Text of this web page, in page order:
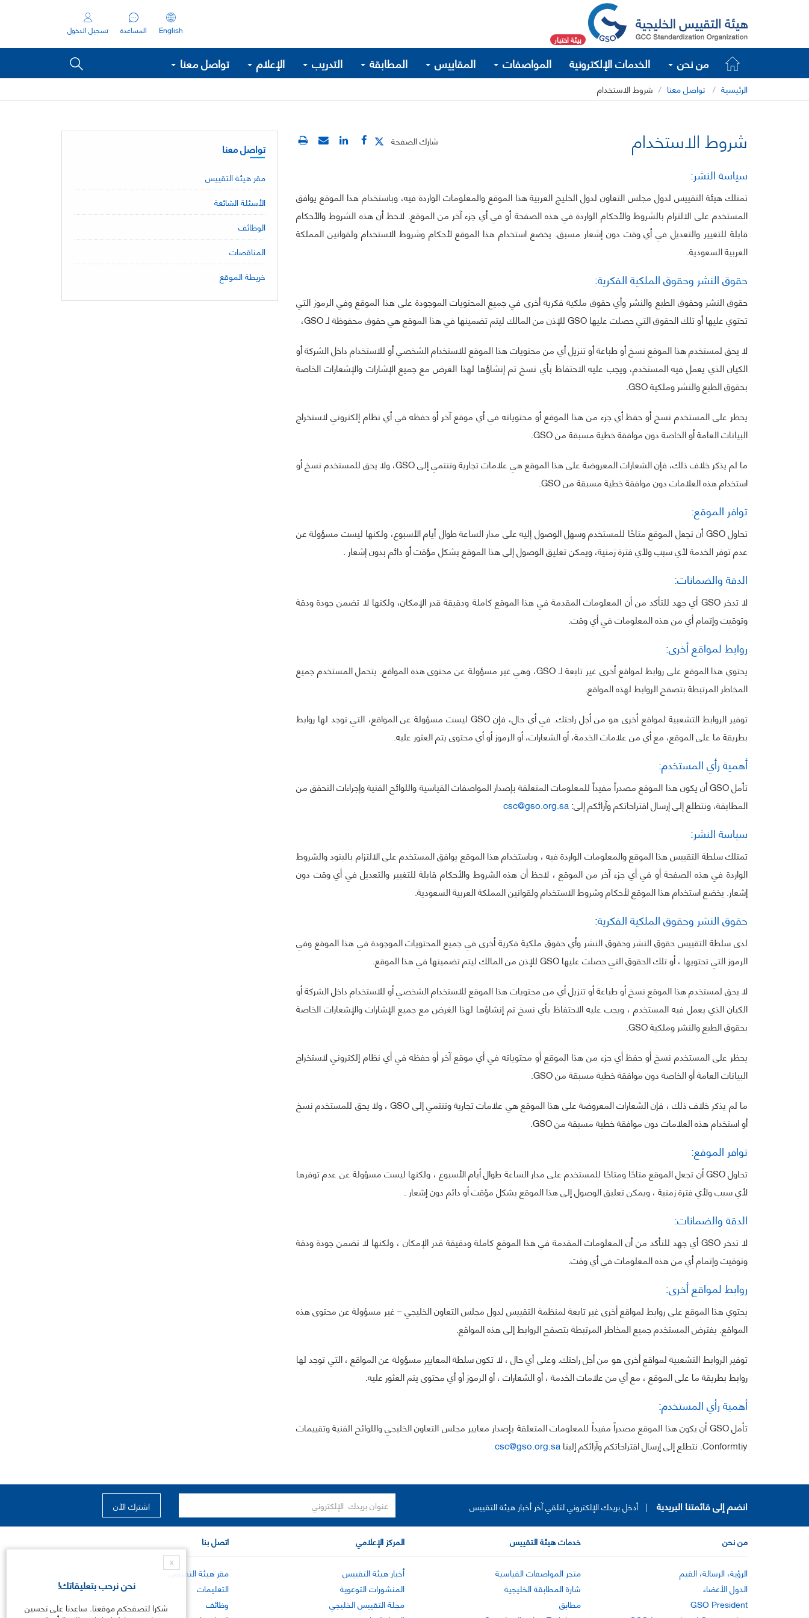
بيئة اختبار
English المساعدة تسجيل الدخول
من نحن الخدمات الإلكترونية المواصفات المقاييس المطابقة التدريب الإعلام تواصل معنا
الرئيسية تواصل معنا شروط الاستخدام
شارك الصفحة شروط الاستخدام
سياسة النشر:
تمتلك هيئة التقييس لدول مجلس التعاون لدول الخليج العربية هذا الموقع والمعلومات الواردة فيه، وباستخدام هذا الموقع يوافق
المستخدم على الالتزام بالشروط والأحكام الواردة في هذه الصفحة أو في أي جزء آخر من الموقع. لاحظ أن هذه الشروط والأحكام
قابلة للتغيير والتعديل في أي وقت دون إشعار مسبق. يخضع استخدام هذا الموقع لأحكام وشروط الاستخدام ولقوانين المملكة
العربية السعودية.
حقوق النشر وحقوق الملكية الفكرية:
حقوق النشر وحقوق الطبع والنشر وأي حقوق ملكية فكرية أخرى في جميع المحتويات الموجودة على هذا الموقع وفي الرموز التي
تحتوي عليها أو تلك الحقوق التي حصلت عليها GSO للإذن من المالك ليتم تضمينها في هذا الموقع هي حقوق محفوظة لـ GSO،
لا يحق لمستخدم هذا الموقع نسخ أو طباعة أو تنزيل أي من محتويات هذا الموقع للاستخدام الشخصي أو للاستخدام داخل الشركة أو
الكيان الذي يعمل فيه المستخدم، ويجب عليه الاحتفاظ بأي نسخ تم إنشاؤها لهذا الغرض مع جميع الإشارات والإشعارات الخاصة
بحقوق الطبع والنشر وملكية GSO.
يحظر على المستخدم نسخ أو حفظ أي جزء من هذا الموقع أو محتوياته في أي موقع آخر أو حفظه في أي نظام إلكتروني لاستخراج
البيانات العامة أو الخاصة دون موافقة خطية مسبقة من GSO.
ما لم يذكر خلاف ذلك، فإن الشعارات المعروضة على هذا الموقع هي علامات تجارية وتنتمي إلى GSO، ولا يحق للمستخدم نسخ أو
استخدام هذه العلامات دون موافقة خطية مسبقة من GSO.
توافر الموقع:
تحاول GSO أن تجعل الموقع متاحًا للمستخدم وسهل الوصول إليه على مدار الساعة طوال أيام الأسبوع، ولكنها ليست مسؤولة عن
عدم توفر الخدمة لأي سبب ولأي فترة زمنية، ويمكن تعليق الوصول إلى هذا الموقع بشكل مؤقت أو دائم بدون إشعار .
الدقة والضمانات:
لا تدخر GSO أي جهد للتأكد من أن المعلومات المقدمة في هذا الموقع كاملة ودقيقة قدر الإمكان، ولكنها لا تضمن جودة ودقة
وتوقيت وإتمام أي من هذه المعلومات في أي وقت.
روابط لمواقع أخرى:
يحتوي هذا الموقع على روابط لمواقع أخرى غير تابعة لـ GSO، وهي غير مسؤولة عن محتوى هذه المواقع. يتحمل المستخدم جميع
المخاطر المرتبطة بتصفح الروابط لهذه المواقع.
توفير الروابط التشعبية لمواقع أخرى هو من أجل راحتك. في أي حال، فإن GSO ليست مسؤولة عن المواقع، التي توجد لها روابط
بطريقة ما على الموقع، مع أي من علامات الخدمة، أو الشعارات، أو الرموز أو أي محتوى يتم العثور عليه.
أهمية رأي المستخدم:
تأمل GSO أن يكون هذا الموقع مصدراً مفيداً للمعلومات المتعلقة بإصدار المواصفات القياسية واللوائح الفنية وإجراءات التحقق من
المطابقة، ونتطلع إلى إرسال اقتراحاتكم وآرائكم إلى:csc@gso.org.sa
سياسة النشر:
تمتلك سلطة التقييس هذا الموقع والمعلومات الواردة فيه ، وباستخدام هذا الموقع يوافق المستخدم على الالتزام بالبنود والشروط
الواردة في هذه الصفحة أو في أي جزء آخر من الموقع ، لاحظ أن هذه الشروط والأحكام قابلة للتغيير والتعديل في أي وقت دون
إشعار. يخضع استخدام هذا الموقع لأحكام وشروط الاستخدام ولقوانين المملكة العربية السعودية.
حقوق النشر وحقوق الملكية الفكرية:
لدى سلطة التقييس حقوق النشر وحقوق النشر وأي حقوق ملكية فكرية أخرى في جميع المحتويات الموجودة في هذا الموقع وفي
الرموز التي تحتويها ، أو تلك الحقوق التي حصلت عليها GSO للإذن من المالك ليتم تضمينها في هذا الموقع.
لا يحق لمستخدم هذا الموقع نسخ أو طباعة أو تنزيل أي من محتويات هذا الموقع للاستخدام الشخصي أو للاستخدام داخل الشركة أو
الكيان الذي يعمل فيه المستخدم ، ويجب عليه الاحتفاظ بأي نسخ تم إنشاؤها لهذا الغرض مع جميع الإشارات والإشعارات الخاصة
بحقوق الطبع والنشر وملكية GSO.
يحظر على المستخدم نسخ أو حفظ أي جزء من هذا الموقع أو محتوياته في أي موقع آخر أو حفظه في أي نظام إلكتروني لاستخراج
البيانات العامة أو الخاصة دون موافقة خطية مسبقة من GSO.
ما لم يذكر خلاف ذلك ، فإن الشعارات المعروضة على هذا الموقع هي علامات تجارية وتنتمي إلى GSO ، ولا يحق للمستخدم نسخ
أو استخدام هذه العلامات دون موافقة خطية مسبقة من GSO.
توافر الموقع:
تحاول GSO أن تجعل الموقع متاحًا ومتاحًا للمستخدم على مدار الساعة طوال أيام الأسبوع ، ولكنها ليست مسؤولة عن عدم توفرها
لأي سبب ولأي فترة زمنية ، ويمكن تعليق الوصول إلى هذا الموقع بشكل مؤقت أو دائم دون إشعار .
الدقة والضمانات:
لا تدخر GSO أي جهد للتأكد من أن المعلومات المقدمة في هذا الموقع كاملة ودقيقة قدر الإمكان ، ولكنها لا تضمن جودة ودقة
وتوقيت وإتمام أي من هذه المعلومات في أي وقت.
روابط لمواقع أخرى:
يحتوي هذا الموقع على روابط لمواقع أخرى غير تابعة لمنظمة التقييس لدول مجلس التعاون الخليجي – غير مسؤولة عن محتوى هذه
المواقع. يفترض المستخدم جميع المخاطر المرتبطة بتصفح الروابط إلى هذه المواقع.
توفير الروابط التشعبية لمواقع أخرى هو من أجل راحتك. وعلى أي حال ، لا تكون سلطة المعايير مسؤولة عن المواقع ، التي توجد لها
روابط بطريقة ما على الموقع ، مع أي من علامات الخدمة ، أو الشعارات ، أو الرموز أو أي محتوى يتم العثور عليه.
أهمية رأي المستخدم:
تأمل GSO أن يكون هذا الموقع مصدراً مفيداً للمعلومات المتعلقة بإصدار معايير مجلس التعاون الخليجي واللوائح الفنية وتقييمات
Conformtiy. نتطلع إلى إرسال اقتراحاتكم وآرائكم إلينا
csc@gso.org.sa
تواصل معنا
مقر هيئة التقييس
الأسئلة الشائعة
الوظائف
المناقصات
خريطة الموقع
انضم إلى قائمتنا البريدية | أدخل بريدك الإلكتروني لتلقي آخر أخبار هيئة التقييس
من نحن
الرؤية، الرسالة، القيم
الدول الأعضاء
GSO President
خدمات هيئة التقييس
متجر المواصفات القياسية
شارة المطابقة الخليجية
مطابق
المركز الإعلامي
أخبار هيئة التقييس
المنشورات التوعوية
مجلة التقييس الخليجي
اتصل بنا
مقر هيئة التقييس
التعليمات
وظائف
X
نحن نرحب بتعليقاتك!
شكرا لتصفحكم موقعنا. ساعدنا على تحسين